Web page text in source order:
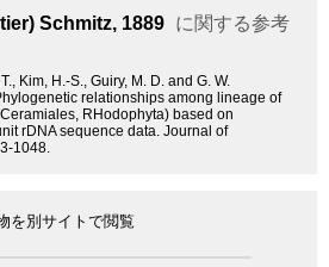
Schmitz, 1889 に関する参考
Kim, H.-S., Guiry, M. D. and G. W.
relationships among lineage of
RHodophyta) based on
rDNA sequence data. Journal of
1048.
を別サイトで閲覧